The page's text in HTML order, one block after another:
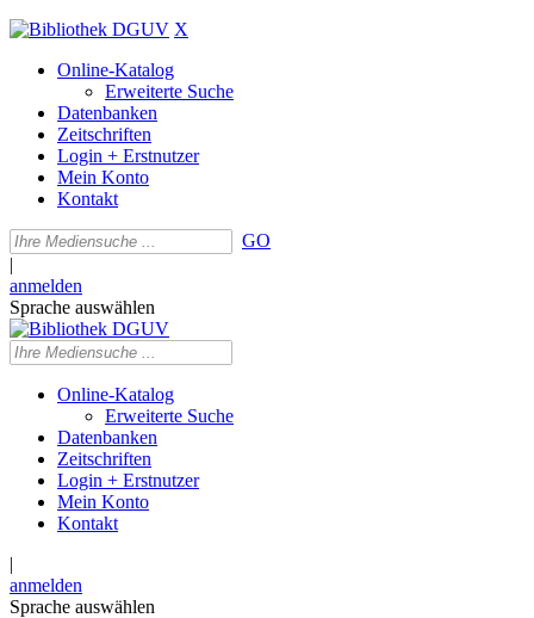
X
Online-Katalog
Erweiterte Suche
Datenbanken
Zeitschriften
Login + Erstnutzer
Mein Konto
Kontakt
GO
|
anmelden
Sprache auswählen
Online-Katalog
Erweiterte Suche
Datenbanken
Zeitschriften
Login + Erstnutzer
Mein Konto
Kontakt
|
anmelden
Sprache auswählen